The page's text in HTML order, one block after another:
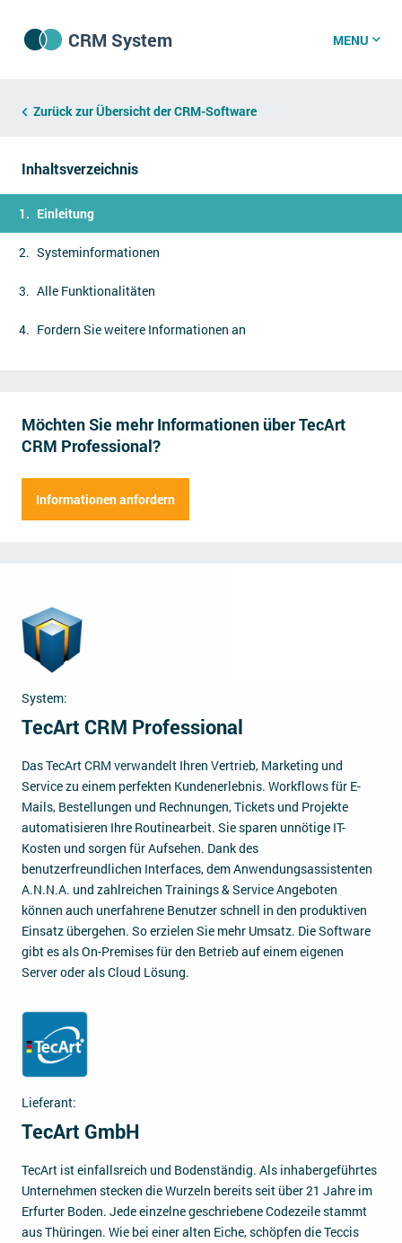
CRM System
CRM Software
CRM Wissenszentrum
CRM News
Was ist CRM?
Offene Stellen bei CRM-Lieferanten
Impressum
Kontakt
MENU
Zurück zur Übersicht der CRM-Software
Inhaltsverzeichnis
Einleitung
Systeminformationen
Alle Funktionalitäten
Fordern Sie weitere Informationen an
Möchten Sie mehr Informationen über TecArt
CRM Professional?
Position
E-Mail Adresse
Anmerkungen (fakultativ)
Informationen anfordern
System:
TecArt CRM Professional
Das TecArt CRM verwandelt Ihren Vertrieb, Marketing und
Service zu einem perfekten Kundenerlebnis. Workflows für E-
Mails, Bestellungen und Rechnungen, Tickets und Projekte
automatisieren Ihre Routinearbeit. Sie sparen unnötige IT-
Kosten und sorgen für Aufsehen. Dank des
benutzerfreundlichen Interfaces, dem Anwendungsassistenten
A.N.N.A. und zahlreichen Trainings & Service Angeboten
können auch unerfahrene Benutzer schnell in den produktiven
Einsatz übergehen. So erzielen Sie mehr Umsatz. Die Software
gibt es als On-Premises für den Betrieb auf einem eigenen
Server oder als Cloud Lösung.
Lieferant:
TecArt GmbH
TecArt ist einfallsreich und Bodenständig. Als inhabergeführtes
Unternehmen stecken die Wurzeln bereits seit über 21 Jahre im
Erfurter Boden. Jede einzelne geschriebene Codezeile stammt
aus Thüringen. Wie bei einer alten Eiche, schöpfen die Teccis